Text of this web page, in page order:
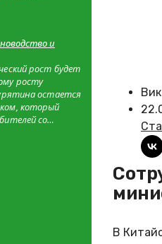
Сотрудничество в сфере АПК обсудили на 10-м совещании
В
и
рост будет
росту
остается
который
со…